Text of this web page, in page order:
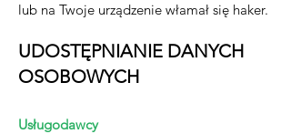
lub na Twoje urządzenie włamał się haker.
UDOSTĘPNIANIE DANYCH
OSOBOWYCH
Usługodawcy